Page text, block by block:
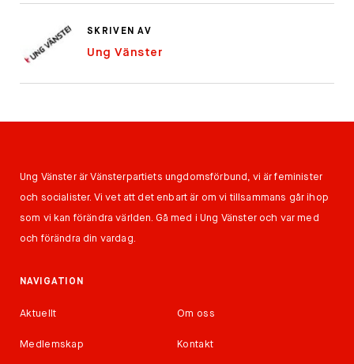
SKRIVEN AV
Ung Vänster
Ung Vänster är Vänsterpartiets ungdomsförbund, vi är feminister
och socialister. Vi vet att det enbart är om vi tillsammans går ihop
som vi kan förändra världen. Gå med i Ung Vänster och var med
och förändra din vardag.
NAVIGATION
Aktuellt Om oss
Medlemskap Kontakt